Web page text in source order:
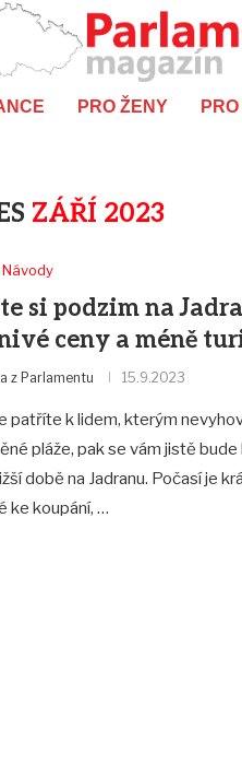
PRO ŽENY
ZÁŘÍ 2023
si podzim na
ceny a méně
z Parlamentu 15.9.2023
patříte k lidem, kterým
pláže, pak se vám jistě
době na Jadranu. Počasí je
ke koupání, …